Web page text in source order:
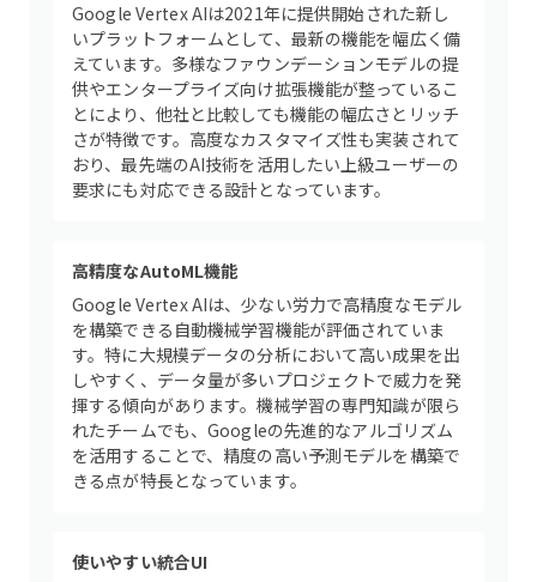
Google Vertex AIは2021年に提供開始された新し
いプラットフォームとして、最新の機能を幅広く備
えています。多様なファウンデーションモデルの提
供やエンタープライズ向け拡張機能が整っているこ
とにより、他社と比較しても機能の幅広さとリッチ
さが特徴です。高度なカスタマイズ性も実装されて
おり、最先端のAI技術を活用したい上級ユーザーの
要求にも対応できる設計となっています。
高精度なAutoML機能
Google Vertex AIは、少ない労力で高精度なモデル
を構築できる自動機械学習機能が評価されていま
す。特に大規模データの分析において高い成果を出
しやすく、データ量が多いプロジェクトで威力を発
揮する傾向があります。機械学習の専門知識が限ら
れたチームでも、Googleの先進的なアルゴリズム
を活用することで、精度の高い予測モデルを構築で
きる点が特長となっています。
使いやすい統合UI